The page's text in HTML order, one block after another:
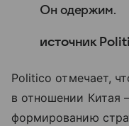
Он одержим.
источник
Politico отмечает,
в отношении Китая
формированию